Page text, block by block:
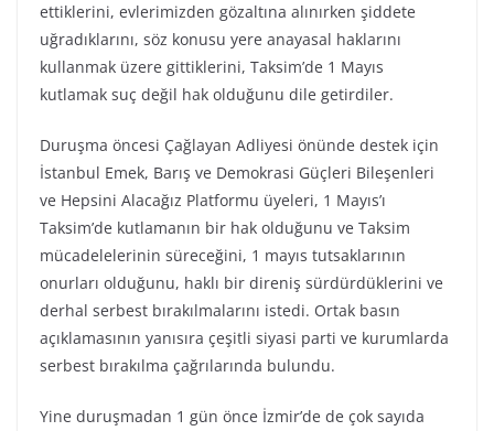
ettiklerini, evlerimizden gözaltına alınırken şiddete
uğradıklarını, söz konusu yere anayasal haklarını
kullanmak üzere gittiklerini, Taksim’de 1 Mayıs
kutlamak suç değil hak olduğunu dile getirdiler.
Duruşma öncesi Çağlayan Adliyesi önünde destek için
İstanbul Emek, Barış ve Demokrasi Güçleri Bileşenleri
ve Hepsini Alacağız Platformu üyeleri, 1 Mayıs’ı
Taksim’de kutlamanın bir hak olduğunu ve Taksim
mücadelelerinin süreceğini, 1 mayıs tutsaklarının
onurları olduğunu, haklı bir direniş sürdürdüklerini ve
derhal serbest bırakılmalarını istedi. Ortak basın
açıklamasının yanısıra çeşitli siyasi parti ve kurumlarda
serbest bırakılma çağrılarında bulundu.
Yine duruşmadan 1 gün önce İzmir’de de çok sayıda